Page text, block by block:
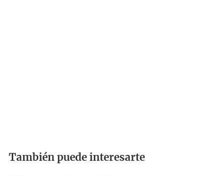
También puede interesarte